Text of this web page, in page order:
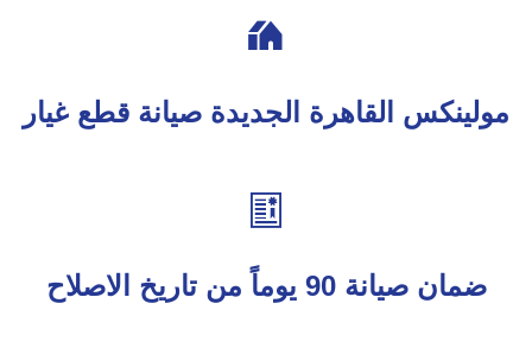

مولينكس القاهرة الجديدة صيانة قطع غيار

ضمان صيانة 90 يوماً من تاريخ الاصلاح